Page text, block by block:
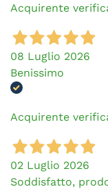
Acquirente
08 Luglio 2026
Benissimo
Acquirente
02 Luglio 2026
Soddisfatto,